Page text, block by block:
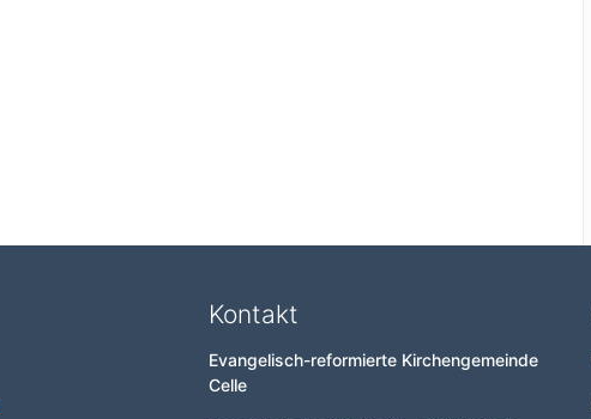
Kontakt
Evangelisch-reformierte Kirchengemeinde
Celle